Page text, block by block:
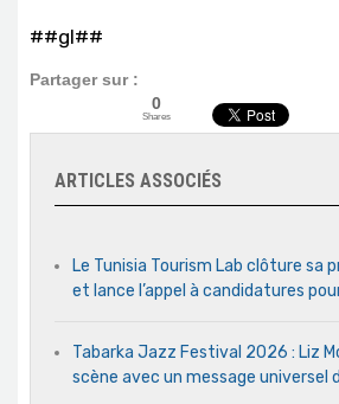
##gl##
Partager sur :
0
Shares
ARTICLES ASSOCIÉS
Le Tunisia Tourism Lab clôture sa
et lance l’appel à candidatures
Tabarka Jazz Festival 2026 : Liz
scène avec un message universel